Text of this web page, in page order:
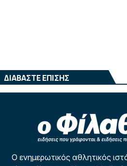
ΔΙΑΒΑΣΤΕ ΕΠΙΣΗΣ
Ο ενημερωτικός αθλητικός